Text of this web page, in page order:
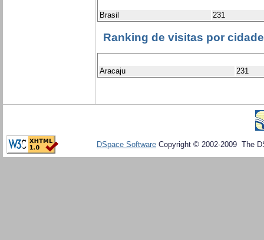
Brasil 231
Ranking de visitas por
Aracaju 231
DSpace Software Copyright © 2002-2009 The